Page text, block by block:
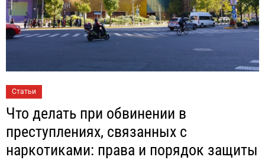
Статьи
Что делать при обвинении в
преступлениях, связанных с
наркотиками: права и порядок защиты